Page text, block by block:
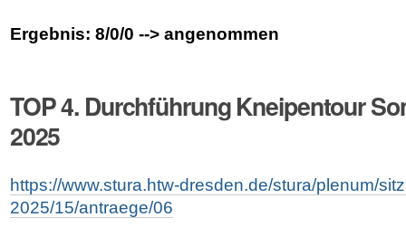
Ergebnis: 8/0/0 --> angenommen
TOP 4. Durchführung Kneipentour
2025
https://www.stura.htw-dresden.de/stura/plenum/
2025/15/antraege/06